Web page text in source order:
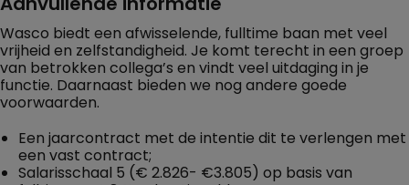
Wasco biedt een afwisselende, fulltime baan met veel
vrijheid en zelfstandigheid. Je komt terecht in een groep
van betrokken collega’s en vindt veel uitdaging in je
functie. Daarnaast bieden we nog andere goede
voorwaarden.
Een jaarcontract met de intentie dit te verlengen met
een vast contract;
Salarisschaal 5 (€ 2.826- €3.805) op basis van